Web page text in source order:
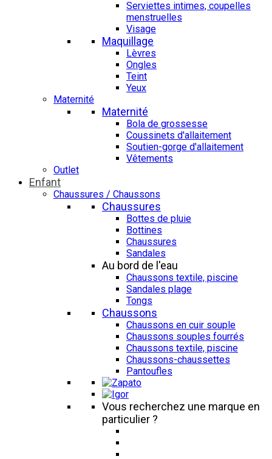
Serviettes intimes, coupelles
menstruelles
Visage
Maquillage
Lèvres
Ongles
Teint
Yeux
Maternité
Maternité
Bola de grossesse
Coussinets d'allaitement
Soutien-gorge d'allaitement
Vêtements
Outlet
Enfant
Chaussures / Chaussons
Chaussures
Bottes de pluie
Bottines
Chaussures
Sandales
Au bord de l'eau
Chaussons textile, piscine
Sandales plage
Tongs
Chaussons
Chaussons en cuir souple
Chaussons souples fourrés
Chaussons textile, piscine
Chaussons-chaussettes
Pantoufles
Vous recherchez une marque en
particulier ?